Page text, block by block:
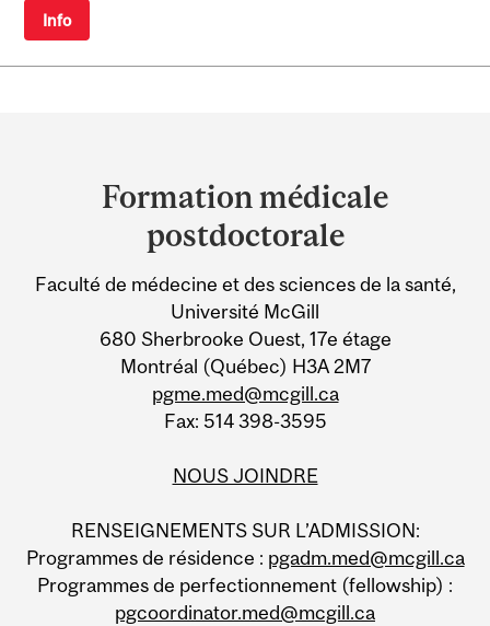
Info
University
Information
Formation médicale
postdoctorale
Faculté de médecine et des sciences de la santé,
Université McGill
680 Sherbrooke Ouest, 17e étage
Montréal (Québec) H3A 2M7
pgme.med@mcgill.ca
Fax: 514 398-3595
NOUS JOINDRE
RENSEIGNEMENTS SUR L’ADMISSION:
Programmes de résidence : pgadm.med@mcgill.ca
Programmes de perfectionnement (fellowship) :
pgcoordinator.med@mcgill.ca